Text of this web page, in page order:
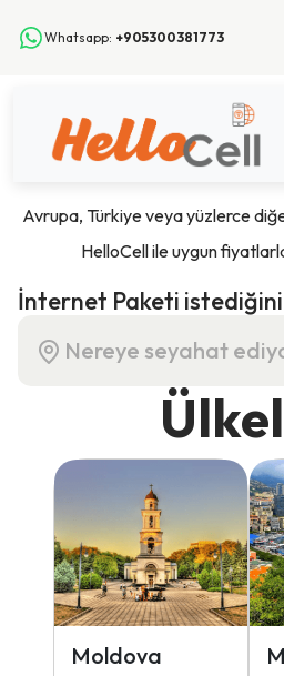
Whatsapp: +905300381773
Avrupa, Türkiye veya yüzlerce
HelloCell ile uygun
İnternet Paketi
Moldova